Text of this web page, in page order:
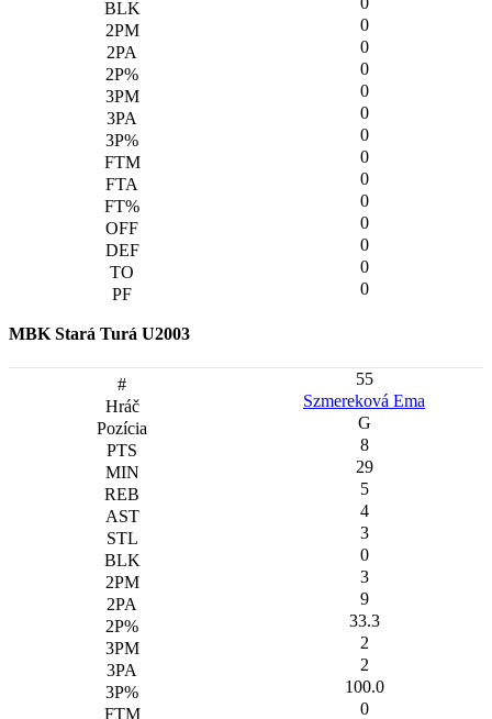
0
0
0
0
0
0
0
0
0
0
0
0
0
MBK Stará Turá U2003
55
Szmereková Ema
G
8
29
5
4
3
0
3
9
33.3
2
2
100.0
0